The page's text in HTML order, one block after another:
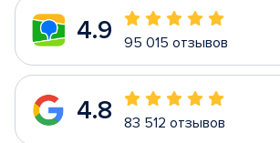
4.9 95 015 отзывов
4.8 83 512 отзывов